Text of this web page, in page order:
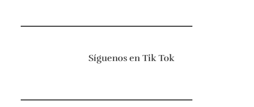
Síguenos en Tik Tok